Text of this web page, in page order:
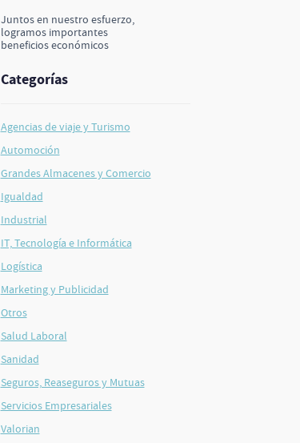
Juntos en nuestro esfuerzo,
logramos importantes
beneficios económicos
Categorías
Agencias de viaje y Turismo
Automoción
Grandes Almacenes y Comercio
Igualdad
Industrial
IT, Tecnología e Informática
Logística
Marketing y Publicidad
Otros
Salud Laboral
Sanidad
Seguros, Reaseguros y Mutuas
Servicios Empresariales
Valorian